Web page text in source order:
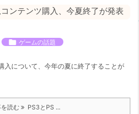
ンテンツ購入、今夏終了が発表
 ゲームの話題
入について、今年の夏に終了することが
読む PS3とPS ...